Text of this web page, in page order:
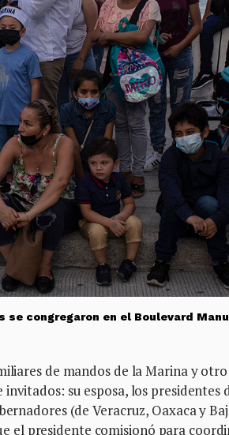
congregaron en el Boulevard
de mandos de la Marina y
su esposa, los presidentes
(de Veracruz, Oaxaca y
el presidente comisionó para